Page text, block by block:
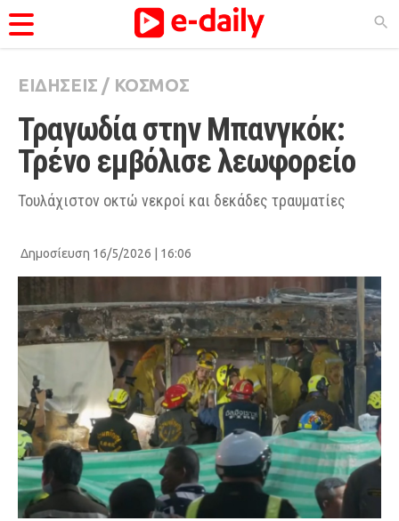
ΚΑΤΗΓΟΡΊΕΣ
Ειδήσεις
Θέματα
Videos
Viral
City Guide
Pop Culture
Agenda
FEEDS
ΕΙΔΗΣΕΙΣ / ΚΟΣΜΟΣ
Τραγωδία στην Μπανγκόκ:
Τρένο εμβόλισε λεωφορείο
Τουλάχιστον οκτώ νεκροί και δεκάδες τραυματίες
Δημοσίευση 16/5/2026 | 16:06